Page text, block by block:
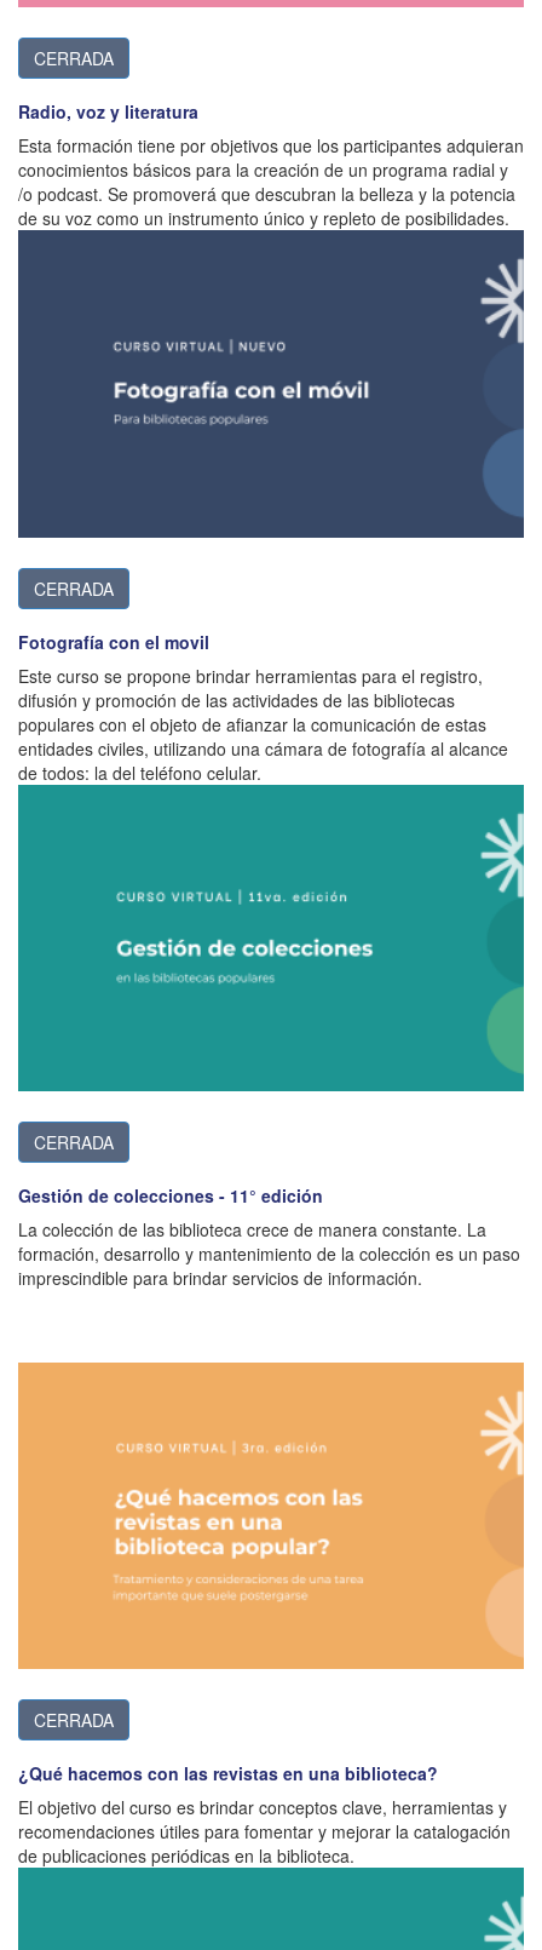
CERRADA
Radio, voz y literatura
Esta formación tiene por objetivos que los participantes adquieran
conocimientos básicos para la creación de un programa radial y
/o podcast. Se promoverá que descubran la belleza y la potencia
de su voz como un instrumento único y repleto de posibilidades.
CERRADA
Fotografía con el movil
Este curso se propone brindar herramientas para el registro,
difusión y promoción de las actividades de las bibliotecas
populares con el objeto de afianzar la comunicación de estas
entidades civiles, utilizando una cámara de fotografía al alcance
de todos: la del teléfono celular.
CERRADA
Gestión de colecciones - 11° edición
La colección de las biblioteca crece de manera constante. La
formación, desarrollo y mantenimiento de la colección es un paso
imprescindible para brindar servicios de información.
CERRADA
¿Qué hacemos con las revistas en una biblioteca?
El objetivo del curso es brindar conceptos clave, herramientas y
recomendaciones útiles para fomentar y mejorar la catalogación
de publicaciones periódicas en la biblioteca.